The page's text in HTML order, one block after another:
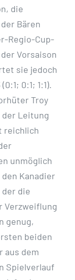
die
Bären
Regio-Cup-
Vorsaison
sie jedoch
0:1; 1:1).
Troy
der Leitung
reichlich
unmöglich
Kanadier
die
Verzweiflung
genug,
beiden
aus dem
Spielverlauf